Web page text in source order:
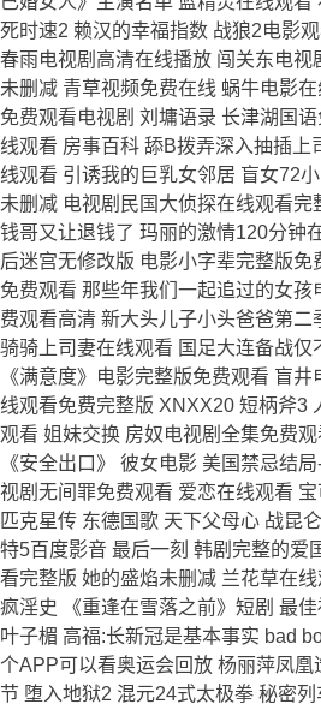
死时速2 赖汉的幸福指数 战狼2电影
春雨电视剧高清在线播放 闯关东电视
未删减 青草视频免费在线 蜗牛电影
免费观看电视剧 刘墉语录 长津湖国
线观看 房事百科 舔B拨弄深入抽插上
线观看 引诱我的巨乳女邻居 盲女72
未删减 电视剧民国大侦探在线观看完
钱哥又让退钱了 玛丽的激情120分钟
后迷宫无修改版 电影小字辈完整版
免费观看 那些年我们一起追过的女
费观看高清 新大头儿子小头爸爸第二
骑骑上司妻在线观看 国足大连备战仅
《满意度》电影完整版免费观看 盲
线观看免费完整版 XNXX20 短柄斧3
观看 姐妹交换 房奴电视剧全集免费
《安全出口》 彼女电影 美国禁忌结
视剧无间罪免费观看 爱恋在线观看
匹克星传 东德国歌 天下父母心 战昆
特5百度影音 最后一刻 韩剧完整的爱
看完整版 她的盛焰未删减 兰花草在
疯淫史 《重逢在雪落之前》短剧 最
叶子楣 高福:长新冠是基本事实 bad
个APP可以看奥运会回放 杨丽萍凤
节 堕入地狱2 混元24式太极拳 秘密